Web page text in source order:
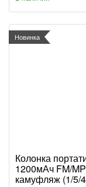
Новинка
Колонка
1200мАч FM/
камуфляж (1/5/